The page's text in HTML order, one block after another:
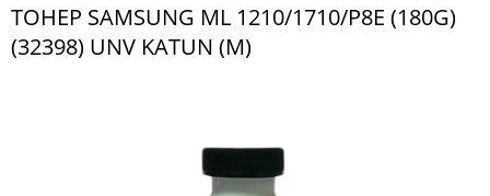
ТОНЕР SAMSUNG ML 1210/1710/P8E (180G)
(32398) UNV KATUN (M)